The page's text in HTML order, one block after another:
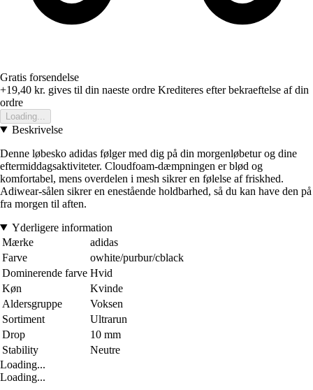
Gratis forsendelse
+19,40 kr. gives til din naeste ordre Krediteres efter bekraeftelse af din
ordre
Loading...
Beskrivelse
Denne løbesko adidas følger med dig på din morgenløbetur og dine
eftermiddagsaktiviteter. Cloudfoam-dæmpningen er blød og
komfortabel, mens overdelen i mesh sikrer en følelse af friskhed.
Adiwear-sålen sikrer en enestående holdbarhed, så du kan have den på
fra morgen til aften.
Yderligere information
Mærke
adidas
Farve
owhite/purbur/cblack
Dominerende farve Hvid
Køn
Kvinde
Aldersgruppe
Voksen
Sortiment
Ultrarun
Drop
10 mm
Stability
Neutre
Loading...
Loading...